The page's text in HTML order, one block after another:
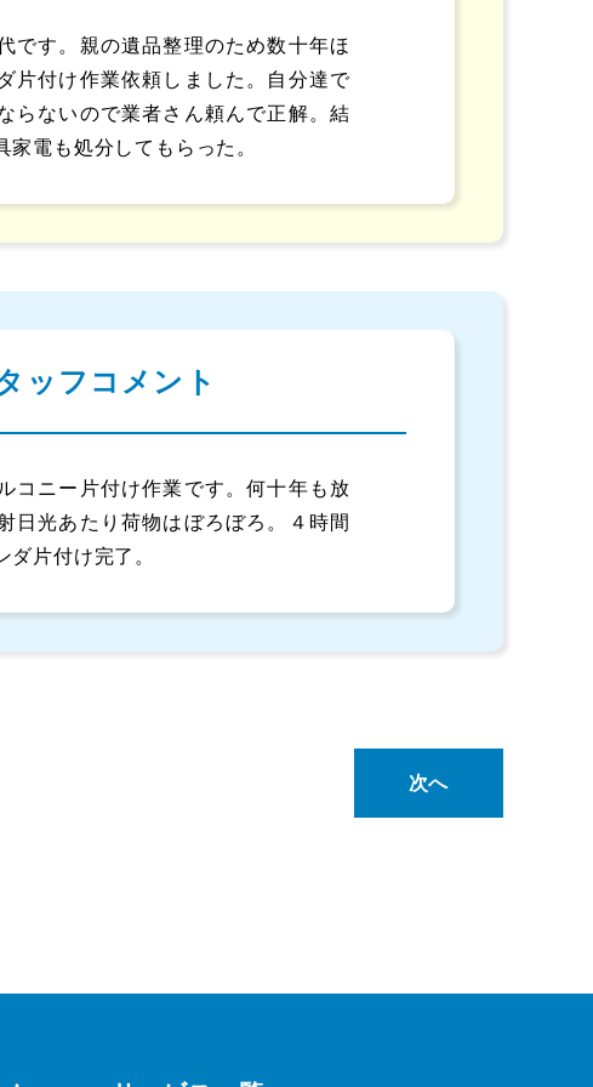
です。親の遺品整理のため数十年ほ
片付け作業依頼しました。自分達で
らないので業者さん頼んで正解。結
電も処分してもらった。
ッフコメント
コニー片付け作業です。何十年も放
日光あたり荷物はぼろぼろ。４時間
片付け完了。
次へ